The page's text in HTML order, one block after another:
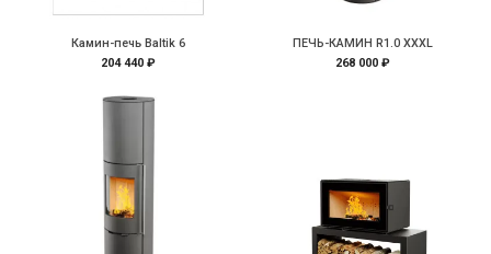
Камин-печь Baltik 6
204 440 ₽
ПЕЧЬ-КАМИН R1.0 XXXL
268 000 ₽